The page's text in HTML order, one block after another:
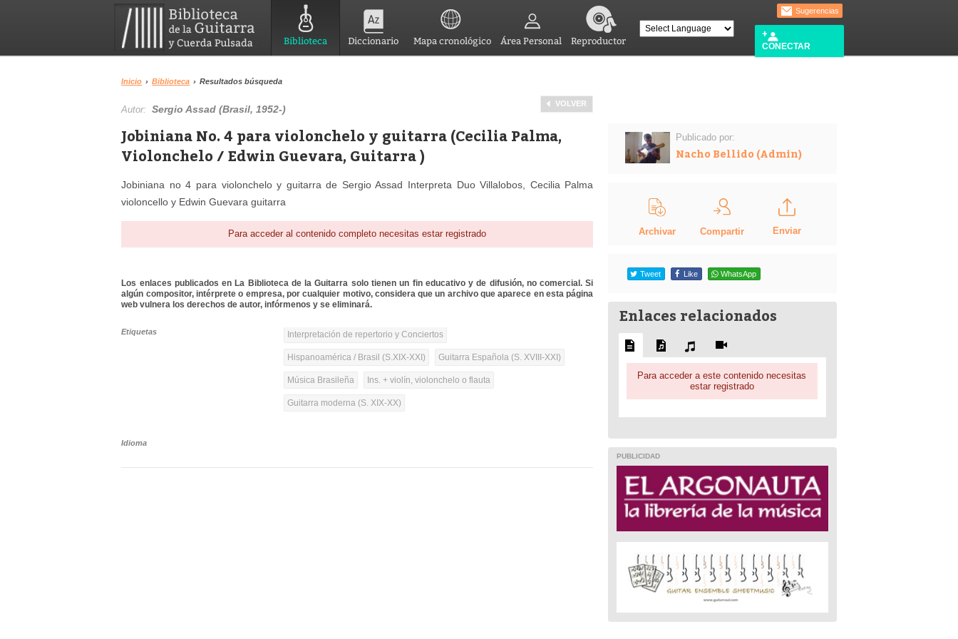
Biblioteca Diccionario Mapa cronológico Área Personal Reproductor
Sugerencias
CONECTAR
Inicio › Biblioteca › Resultados búsqueda
VOLVER
Autor:Sergio Assad (Brasil, 1952-)
Jobiniana No. 4 para violonchelo y guitarra (Cecilia Palma,
Violonchelo / Edwin Guevara, Guitarra )
Jobiniana no 4 para violonchelo y guitarra de Sergio Assad Interpreta Duo Villalobos, Cecilia Palma
violoncello y Edwin Guevara guitarra
Para acceder al contenido completo necesitas estar registrado
Los enlaces publicados en La Biblioteca de la Guitarra solo tienen un fin educativo y de difusión, no comercial. Si
algún compositor, intérprete o empresa, por cualquier motivo, considera que un archivo que aparece en esta página
web vulnera los derechos de autor, infórmenos y se eliminará.
Etiquetas Interpretación de repertorio y Conciertos
Hispanoamérica / Brasil (S.XIX-XXI) Guitarra Española (S. XVIII-XXI)
Música Brasileña Ins. + violín, violonchelo o flauta
Guitarra moderna (S. XIX-XX)
Idioma
Publicado por:
Nacho Bellido (Admin)
Archivar Compartir Enviar
Tweet Like WhatsApp
Enlaces relacionados
Para acceder a este contenido necesitas
estar registrado
PUBLICIDAD